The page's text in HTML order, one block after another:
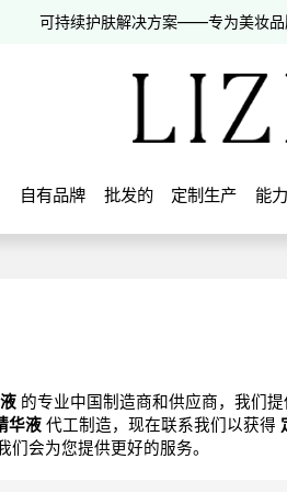
可持续护肤解决方案——专为美妆品
自有品牌 批发的 定制生产 能力
的专业中国制造商和供应商，我们
华液 代工制造，现在联系我们以获得
们会为您提供更好的服务。